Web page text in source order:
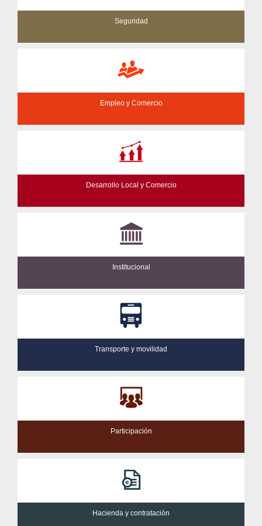
Seguridad
Empleo y Comercio
Desarrollo Local y Comercio
Institucional
Transporte y movilidad
Participación
Hacienda y contratación